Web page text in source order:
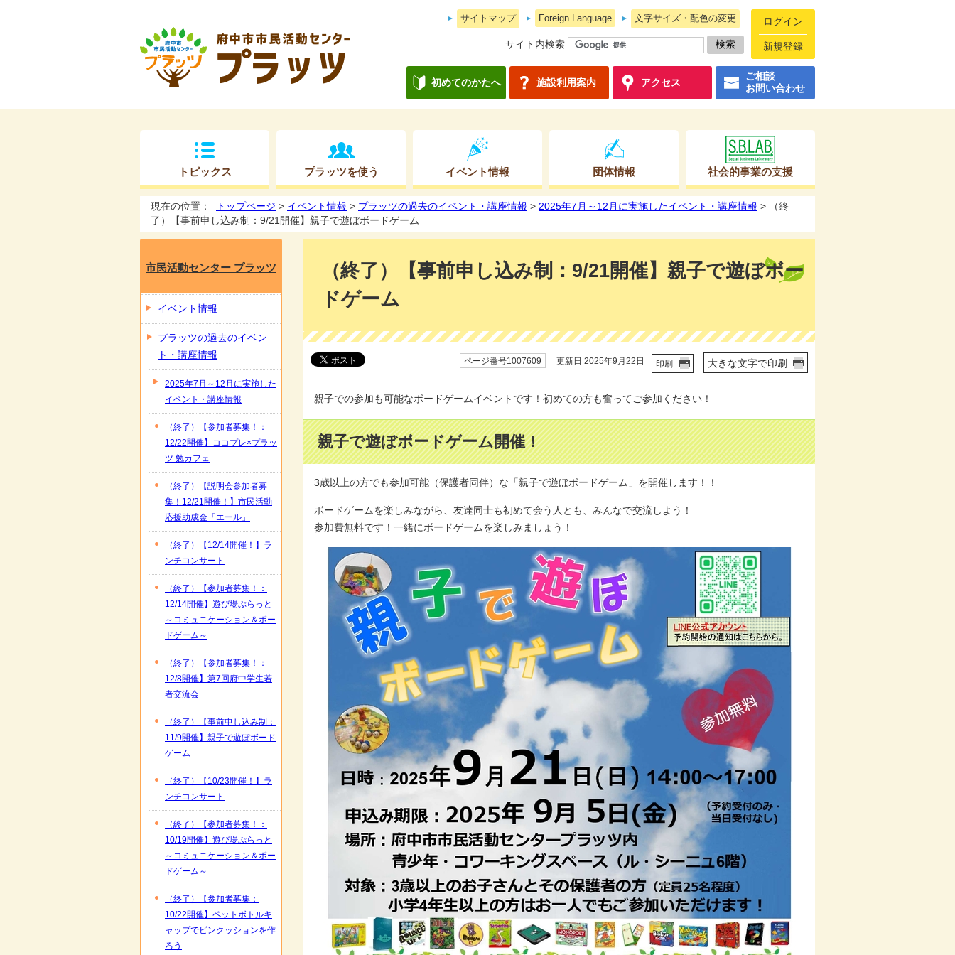
サイトマップ Foreign Language 文字サイズ・配色の変更 ログイン
新規登録
サイト内検索
初めてのかたへ 施設利用案内 アクセス
ご相談
お問い合わせ
トピックス プラッツを使う イベント情報 団体情報 社会的事業の支援
現在の位置： トップページ > イベント情報 > プラッツの過去のイベント・講座情報 > 2025年7月～12月に実施したイベント・講座情報 > （終
了）【事前申し込み制：9/21開催】親子で遊ぼボードゲーム
（終了）【事前申し込み制：9/21開催】親子で遊ぼボー
ドゲーム
ページ番号1007609 更新日 2025年9月22日 印刷 大きな文字で印刷
親子での参加も可能なボードゲームイベントです！初めての方も奮ってご参加ください！
親子で遊ぼボードゲーム開催！
3歳以上の方でも参加可能（保護者同伴）な「親子で遊ぼボードゲーム」を開催します！！
ボードゲームを楽しみながら、友達同士も初めて会う人とも、みんなで交流しよう！
参加費無料です！一緒にボードゲームを楽しみましょう！
市民活動センター プラッツ
イベント情報
プラッツの過去のイベン
ト・講座情報
2025年7月～12月に実施した
イベント・講座情報
（終了）【参加者募集！：
12/22開催】ココプレ×プラッ
ツ 勉カフェ
（終了）【説明会参加者募
集！12/21開催！】市民活動
応援助成金「エール」
（終了）【12/14開催！】ラ
ンチコンサート
（終了）【参加者募集！：
12/14開催】遊び場ぷらっと
～コミュニケーション＆ボー
ドゲーム～
（終了）【参加者募集！：
12/8開催】第7回府中学生若
者交流会
（終了）【事前申し込み制：
11/9開催】親子で遊ぼボード
ゲーム
（終了）【10/23開催！】ラ
ンチコンサート
（終了）【参加者募集！：
10/19開催】遊び場ぷらっと
～コミュニケーション＆ボー
ドゲーム～
（終了）【参加者募集：
10/22開催】ペットボトルキ
ャップでピンクッションを作
ろう